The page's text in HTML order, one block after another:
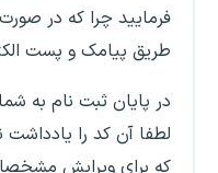
فرمایید چرا که در
طریق پیامک و پست
در پایان ثبت نام به
لطفا آن کد را یادداشت
که برای ویرایش